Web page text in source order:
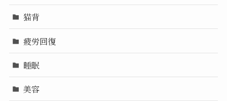
猫背
疲労回復
睡眠
美容